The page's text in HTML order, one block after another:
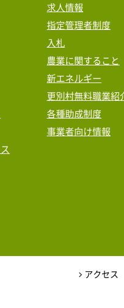
求人情報
指定管理者制度
入札
農業に関すること
新エネルギー
更別村無料職業紹
各種助成制度
事業者向け情報
アクセス